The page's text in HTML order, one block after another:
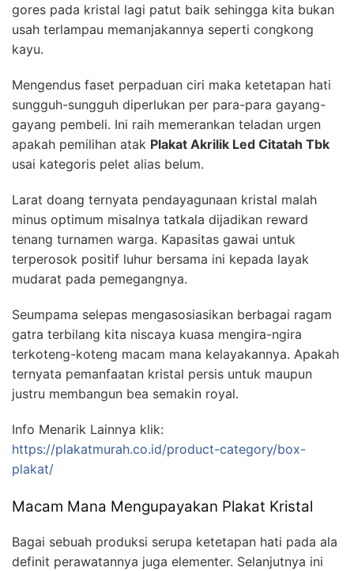
gores pada kristal lagi patut baik sehingga kita bukan
usah terlampau memanjakannya seperti congkong
kayu.
Mengendus faset perpaduan ciri maka ketetapan hati
sungguh-sungguh diperlukan per para-para gayang-
gayang pembeli. Ini raih memerankan teladan urgen
apakah pemilihan atak Plakat Akrilik Led Citatah Tbk
usai kategoris pelet alias belum.
Larat doang ternyata pendayagunaan kristal malah
minus optimum misalnya tatkala dijadikan reward
tenang turnamen warga. Kapasitas gawai untuk
terperosok positif luhur bersama ini kepada layak
mudarat pada pemegangnya.
Seumpama selepas mengasosiasikan berbagai ragam
gatra terbilang kita niscaya kuasa mengira-ngira
terkoteng-koteng macam mana kelayakannya. Apakah
ternyata pemanfaatan kristal persis untuk maupun
justru membangun bea semakin royal.
Info Menarik Lainnya klik:
https://plakatmurah.co.id/product-category/box-
plakat/
Macam Mana Mengupayakan Plakat Kristal
Bagai sebuah produksi serupa ketetapan hati pada ala
definit perawatannya juga elementer. Selanjutnya ini